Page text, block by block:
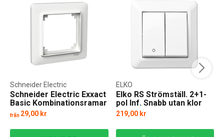
Schneider Electric Exxact
Basic Kombinationsramar
Schneider Electric
från 29,00 kr
Elko RS Strömställ. 2+1-
pol Inf. Snabb utan klor
Renvit
ELKO
219,00 kr